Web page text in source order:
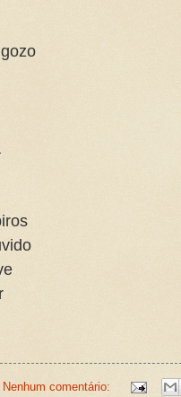
Nenhum comentário: